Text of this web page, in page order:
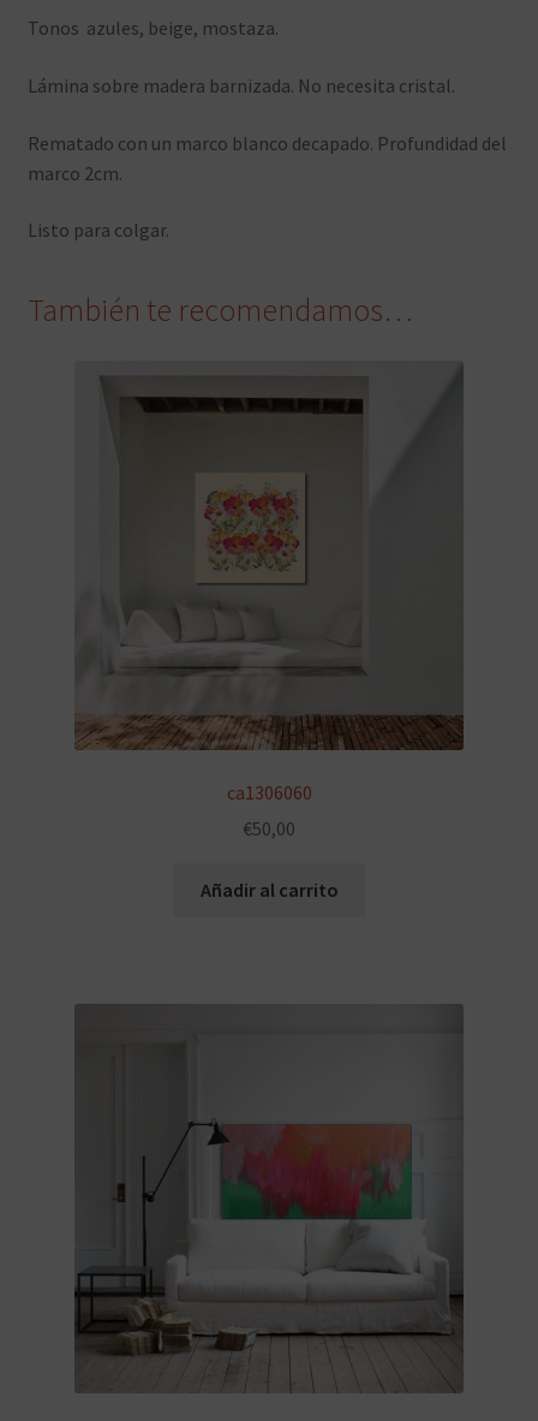
Tonos azules, beige, mostaza.
Lámina sobre madera barnizada. No necesita cristal.
Rematado con un marco blanco decapado. Profundidad del
marco 2cm.
Listo para colgar.
También te recomendamos…
ca1306060
€50,00
Añadir al carrito